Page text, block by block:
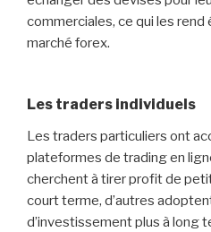
commerciales, ce qui les
marché forex.
Les traders individuels
Les traders particuliers ont
plateformes de trading en
cherchent à tirer profit de
court terme, d’autres
d’investissement plus à long